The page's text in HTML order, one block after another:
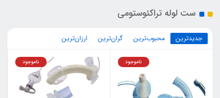
ست لوله تراکئوستومی
جدیدترین محبوب‌ترین گران‌ترین ارزان‌ترین
ناموجود ناموجود